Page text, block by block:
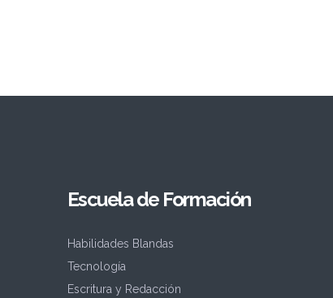
Escuela de Formación
Habilidades Blandas
Tecnología
Escritura y Redacción